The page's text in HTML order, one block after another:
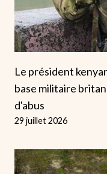
Le président
base militaire
d'abus
29 juillet 2026